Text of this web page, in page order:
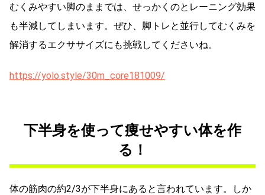
むくみやすい脚のままでは、せっかくのとレーニング効果
も半減してしまいます。ぜひ、脚トレと並行してむくみを
解消するエクササイズにも挑戦してくださいね。
https://yolo.style/30m_core181009/
下半身を使って痩せやすい体を作
る！
体の筋肉の約2/3が下半身にあると言われています。しか